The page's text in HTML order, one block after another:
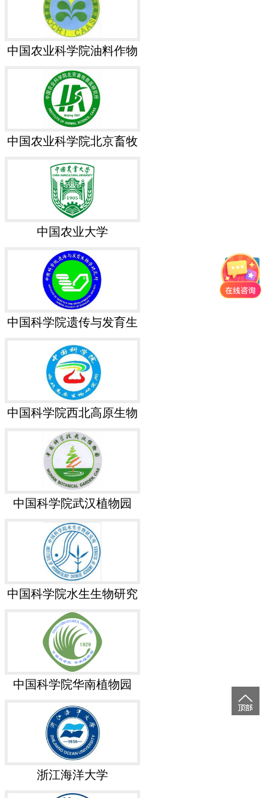
中国农业科学院油料作物
中国农业科学院北京畜牧
中国农业大学
中国科学院遗传与发育生
中国科学院西北高原生物
中国科学院武汉植物园
中国科学院水生生物研究
中国科学院华南植物园
浙江海洋大学